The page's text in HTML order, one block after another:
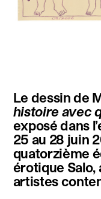
instagram
facebook
français english
Le dessin de
histoire avec
exposé dans
25 au 28 juin
quatorzième
érotique Salo,
artistes